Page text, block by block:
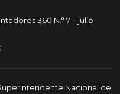
360 N.° 7 – julio
Nacional de